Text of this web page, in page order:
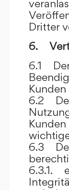
Dritter
6.
6.1
6.2
6.3
6.3.1.